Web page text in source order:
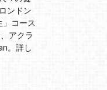
ンドン
コース
アクラ
。詳し